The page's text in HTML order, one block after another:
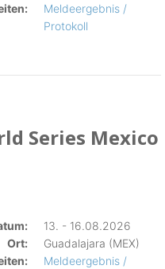
Meldeergebnis /
Protokoll
Series Mexico
13. - 16.08.2026
Ort:
Guadalajara (MEX)
Meldeergebnis /